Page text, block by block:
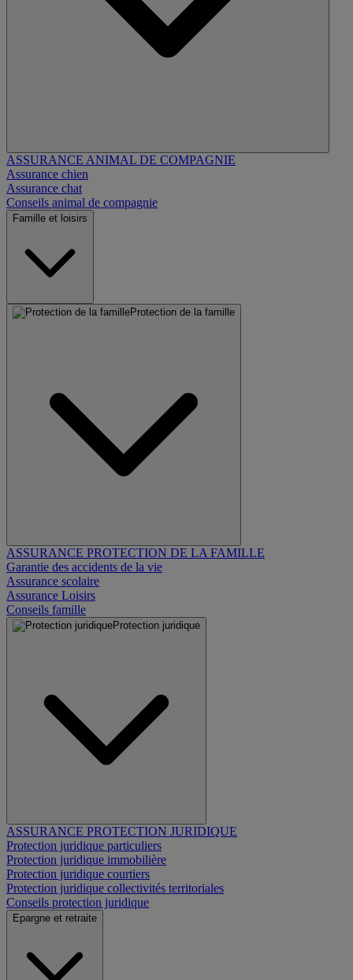
ASSURANCE ANIMAL DE COMPAGNIE
Assurance chien
Assurance chat
Conseils animal de compagnie
Famille et loisirs
Protection de la famille
ASSURANCE PROTECTION DE LA FAMILLE
Garantie des accidents de la vie
Assurance scolaire
Assurance Loisirs
Conseils famille
Protection juridique
ASSURANCE PROTECTION JURIDIQUE
Protection juridique particuliers
Protection juridique immobilière
Protection juridique courtiers
Protection juridique collectivités territoriales
Conseils protection juridique
Epargne et retraite